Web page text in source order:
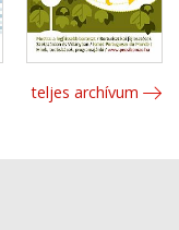
teljes archívum